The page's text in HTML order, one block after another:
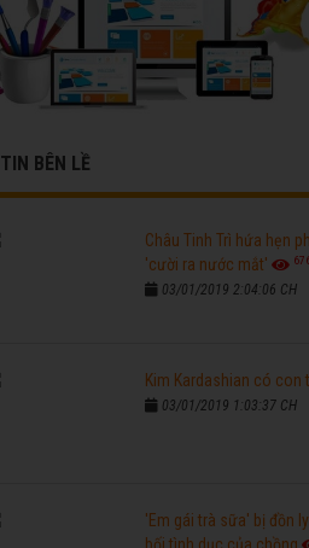
TIN BÊN LỀ
Châu Tinh Trì hứa hẹn
'cười ra nước mắt'
03/01/2019 2:04:06 CH
Kim Kardashian có con
03/01/2019 1:03:37 CH
'Em gái trà sữa' bị đồn